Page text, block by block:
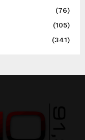
(76)
(105)
(341)